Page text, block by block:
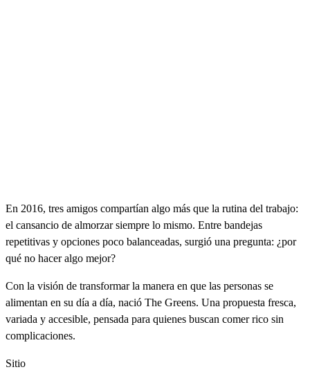
En 2016, tres amigos compartían algo más que la rutina del trabajo:
el cansancio de almorzar siempre lo mismo. Entre bandejas
repetitivas y opciones poco balanceadas, surgió una pregunta: ¿por
qué no hacer algo mejor?
Con la visión de transformar la manera en que las personas se
alimentan en su día a día, nació The Greens. Una propuesta fresca,
variada y accesible, pensada para quienes buscan comer rico sin
complicaciones.
Sitio